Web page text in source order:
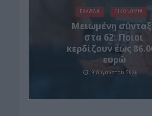
ΕΛΛΑΔΑ ΟΙΚΟΝΟΜΙΑ
Μειωμένη
στα 62: Ποιοι
κερδίζουν έως
ευρώ
9 Αυγούστου 2026